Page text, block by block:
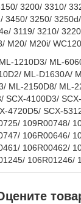
3200/ 3310/
3450/ 3250/
3119/ 3210/
M20/ M20i/
ML-1210D3/ ML-
ML-D1630A/
ML-2150D8/ ML-
SCX-4100D3/
4720D5/ SCX-
109R00748/
106R00646/
106R00462/
106R01246/